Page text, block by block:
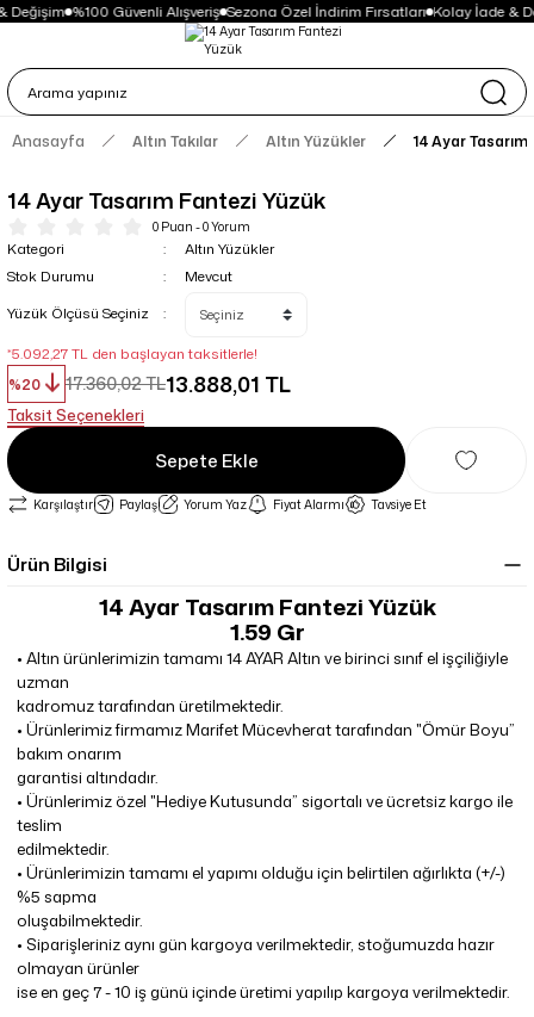
Değişim %100 Güvenli Alışveriş Sezona Özel İndirim Fırsatları Kolay İade &
Anasayfa Altın Takılar Altın Yüzükler 14 Ayar
14 Ayar Tasarım Fantezi Yüzük
0 Puan - 0 Yorum
Kategori
Altın Yüzükler
Stok Durumu
Mevcut
Yüzük Ölçüsü Seçiniz
*5.092,27 TL den başlayan taksitlerle!
%20
17.360,02 TL13.888,01 TL
Taksit Seçenekleri
Sepete Ekle
Karşılaştır Paylaş Yorum Yaz Fiyat Alarmı Tavsiye Et
Ürün Bilgisi
14 Ayar Tasarım Fantezi Yüzük
1.59 Gr
• Altın ürünlerimizin tamamı 14 AYAR Altın ve birinci sınıf el işçiliğiyle
uzman
kadromuz tarafından üretilmektedir.
• Ürünlerimiz firmamız Marifet Mücevherat tarafından "Ömür Boyu”
bakım onarım
garantisi altındadır.
• Ürünlerimiz özel "Hediye Kutusunda” sigortalı ve ücretsiz kargo ile
teslim
edilmektedir.
• Ürünlerimizin tamamı el yapımı olduğu için belirtilen ağırlıkta (+/-)
%5 sapma
oluşabilmektedir.
• Siparişleriniz aynı gün kargoya verilmektedir, stoğumuzda hazır
olmayan ürünler
ise en geç 7 - 10 iş günü içinde üretimi yapılıp kargoya verilmektedir.